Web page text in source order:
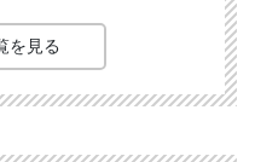
を見る